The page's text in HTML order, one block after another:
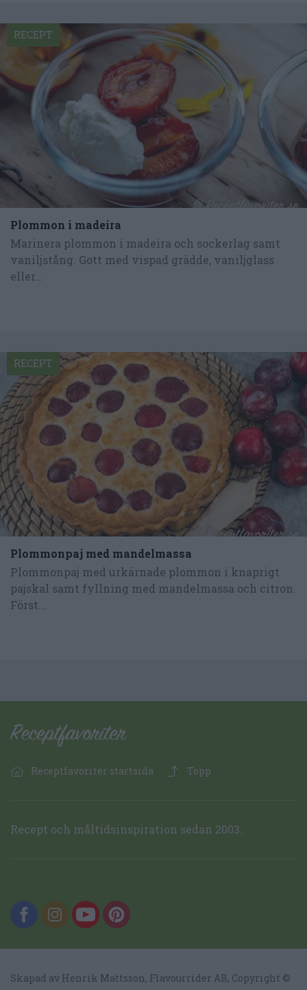
Plommon i madeira
Marinera plommon i madeira och sockerlag samt
vaniljstång. Gott med vispad grädde, vaniljglass
eller...
RECEPT
Plommonpaj med mandelmassa
Plommonpaj med urkärnade plommon i knaprigt
pajskal samt fyllning med mandelmassa och citron.
Först...
RECEPT
Receptfavoriter startsida Topp
Recept och måltidsinspiration sedan 2003.
Skapad av Henrik Mattsson, Flavourrider AB, Copyright ©